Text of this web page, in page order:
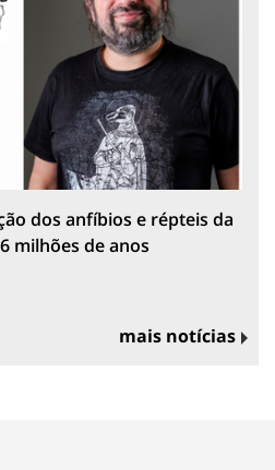
dos anfíbios e répteis da
milhões de anos
mais notícias